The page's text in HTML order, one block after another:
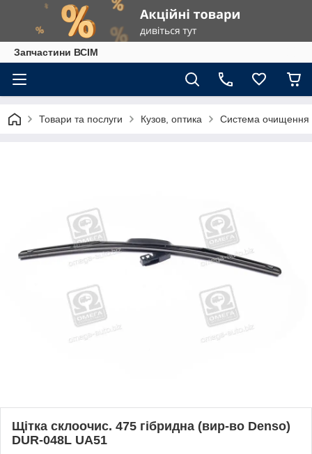
Запчастини ВСІМ
Товари та послуги Кузов, оптика Система очищення
Щітка склоочис. 475 гібридна (вир-во Denso)
DUR-048L UA51